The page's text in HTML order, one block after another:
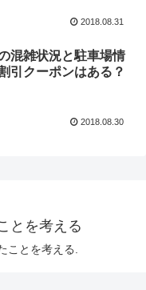
2018.08.31
混雑状況と駐車場情
引クーポンはある？
2018.08.30
とを考える
ことを考える.